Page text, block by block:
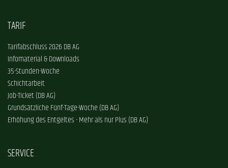
TARIF
Tarifabschluss 2026 DB AG
Infomaterial & Downloads
35-Stunden-Woche
Schichtarbeit
Job-Ticket (DB AG)
Grundsätzliche Fünf-Tage-Woche (DB AG)
Erhöhung des Entgeltes - Mehr als nur Plus (DB AG)
SERVICE